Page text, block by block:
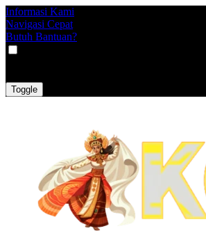
Informasi Kami
Navigasi Cepat
Butuh Bantuan?
Toggle